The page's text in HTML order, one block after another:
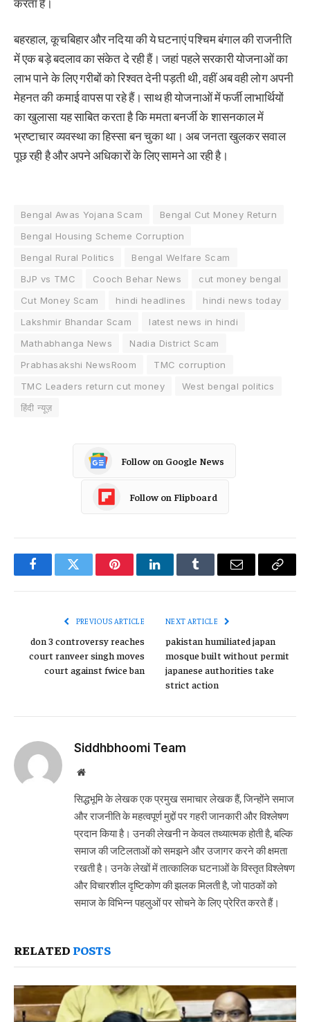
बहरहाल, कूचबिहार और नदिया की ये घटनाएं पश्चिम बंगाल की राजनीति
में एक बड़े बदलाव का संकेत दे रही हैं। जहां पहले सरकारी योजनाओं का
लाभ पाने के लिए गरीबों को रिश्वत देनी पड़ती थी, वहीं अब वही लोग अपनी
मेहनत की कमाई वापस पा रहे हैं। साथ ही योजनाओं में फर्जी लाभार्थियों
का खुलासा यह साबित करता है कि ममता बनर्जी के शासनकाल में
भ्रष्टाचार व्यवस्था का हिस्सा बन चुका था। अब जनता खुलकर सवाल
पूछ रही है और अपने अधिकारों के लिए सामने आ रही है।
Bengal Awas Yojana Scam
Bengal Cut Money Return
Bengal Housing Scheme Corruption
Bengal Rural Politics
Bengal Welfare Scam
BJP vs TMC
Cooch Behar News
cut money bengal
Cut Money Scam
hindi headlines
hindi news today
Lakshmir Bhandar Scam
latest news in hindi
Mathabhanga News
Nadia District Scam
Prabhasakshi NewsRoom
TMC corruption
TMC Leaders return cut money
West bengal politics
हिंदी न्यूज़
Follow on Google News
Follow on Flipboard
FacebookTwitter PinterestLinkedInTumblr Email
Copy
PREVIOUS ARTICLE
don 3 controversy reaches
court ranveer singh moves
court against fwice ban
NEXT ARTICLE
pakistan humiliated japan
mosque built without permit
japanese authorities take
strict action
Siddhbhoomi Team
Website
सिद्धभूमि के लेखक एक प्रमुख समाचार लेखक हैं, जिन्होंने समाज
और राजनीति के महत्वपूर्ण मुद्दों पर गहरी जानकारी और विश्लेषण
प्रदान किया है। उनकी लेखनी न केवल तथ्यात्मक होती है, बल्कि
समाज की जटिलताओं को समझने और उजागर करने की क्षमता
रखती है। उनके लेखों में तात्कालिक घटनाओं के विस्तृत विश्लेषण
और विचारशील दृष्टिकोण की झलक मिलती है, जो पाठकों को
समाज के विभिन्न पहलुओं पर सोचने के लिए प्रेरित करते हैं।
RELATED POSTS